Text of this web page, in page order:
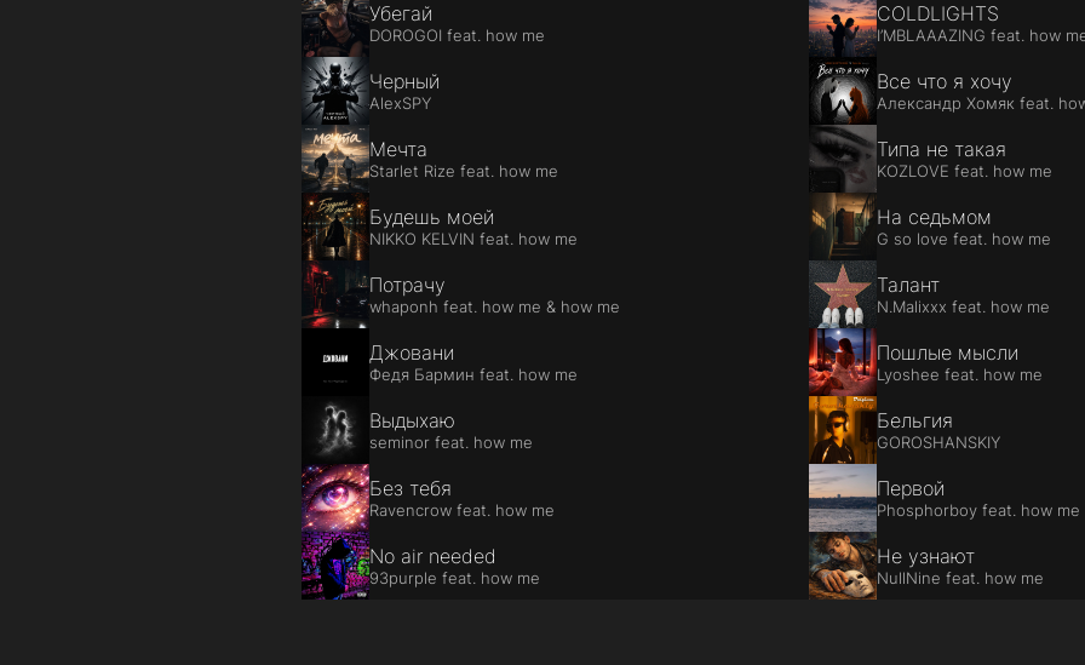
Убегай
DOROGOI feat. how me
COLDLIGHTS
I’MBLAAAZING feat. how
Черный
AlexSPY
Все что я хочу
Александр Хомяк feat.
Мечта
Starlet Rize feat. how me
Типа не такая
KOZLOVE feat. how me
Будешь моей
NIKKO KELVIN feat. how me
На седьмом
G so love feat. how me
Потрачу
whaponh feat. how me & how me
Талант
N.Malixxx feat. how me
Джовани
Федя Бармин feat. how me
Пошлые мысли
Lyoshee feat. how me
Выдыхаю
seminor feat. how me
Бельгия
GOROSHANSKIY
Без тебя
Ravencrow feat. how me
Первой
Phosphorboy feat. how me
No air needed
93purple feat. how me
Не узнают
NullNine feat. how me